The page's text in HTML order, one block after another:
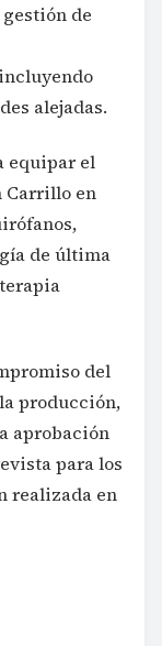
de
alejadas.
equipar el
Carrillo en
de última
del
producción,
aprobación
para los
realizada en